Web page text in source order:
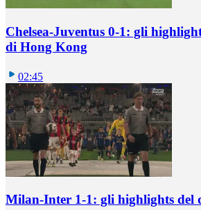
Chelsea-Juventus 0-1: gli
di Hong Kong
02:45
Milan-Inter 1-1: gli highlights del